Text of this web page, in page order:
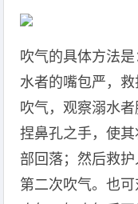
吹气的具体方法
水者的嘴包严，
吹气，观察溺水
捏鼻孔之手，使
部回落；然后救
第二次吹气。也